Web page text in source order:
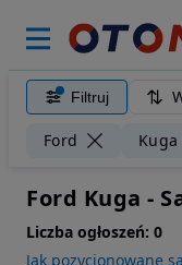
Filtruj
Ford Kuga
Ford Kuga -
Liczba ogłoszeń: 0
Jak pozycjonowane